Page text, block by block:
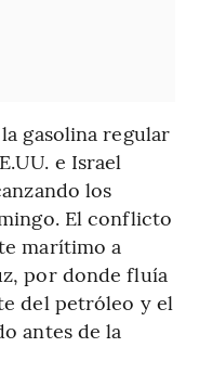
gasolina regular
e Israel
los
El conflicto
marítimo a
por donde fluía
del petróleo y el
antes de la